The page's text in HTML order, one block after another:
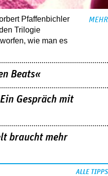
Pfaffenbichler
Trilogie
wie man es
MEHR
Beats«
Gespräch mit
braucht mehr
ALLE TIPPS